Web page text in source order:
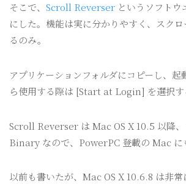
そこで、 Scroll Reverser というソフトウ
にした。機能は実に分かりやすく、スク
るのみ。
アプリケーションフォルダにコピーし、
ら使用する際は [Start at Login] を選択す
Scroll Reverser は Mac OS X 10.5 以降
Binary なので、PowerPC 登載の Mac に
以前も書いたが、Mac OS X 10.6.8 は非